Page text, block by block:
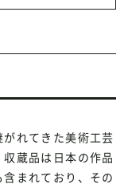
れてきた美術工芸
蔵品は日本の作品
まれており、その